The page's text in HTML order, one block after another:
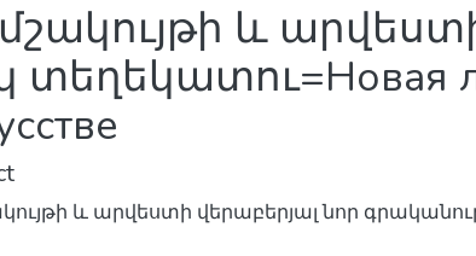
և
և արվեստի վերաբերյալ նոր